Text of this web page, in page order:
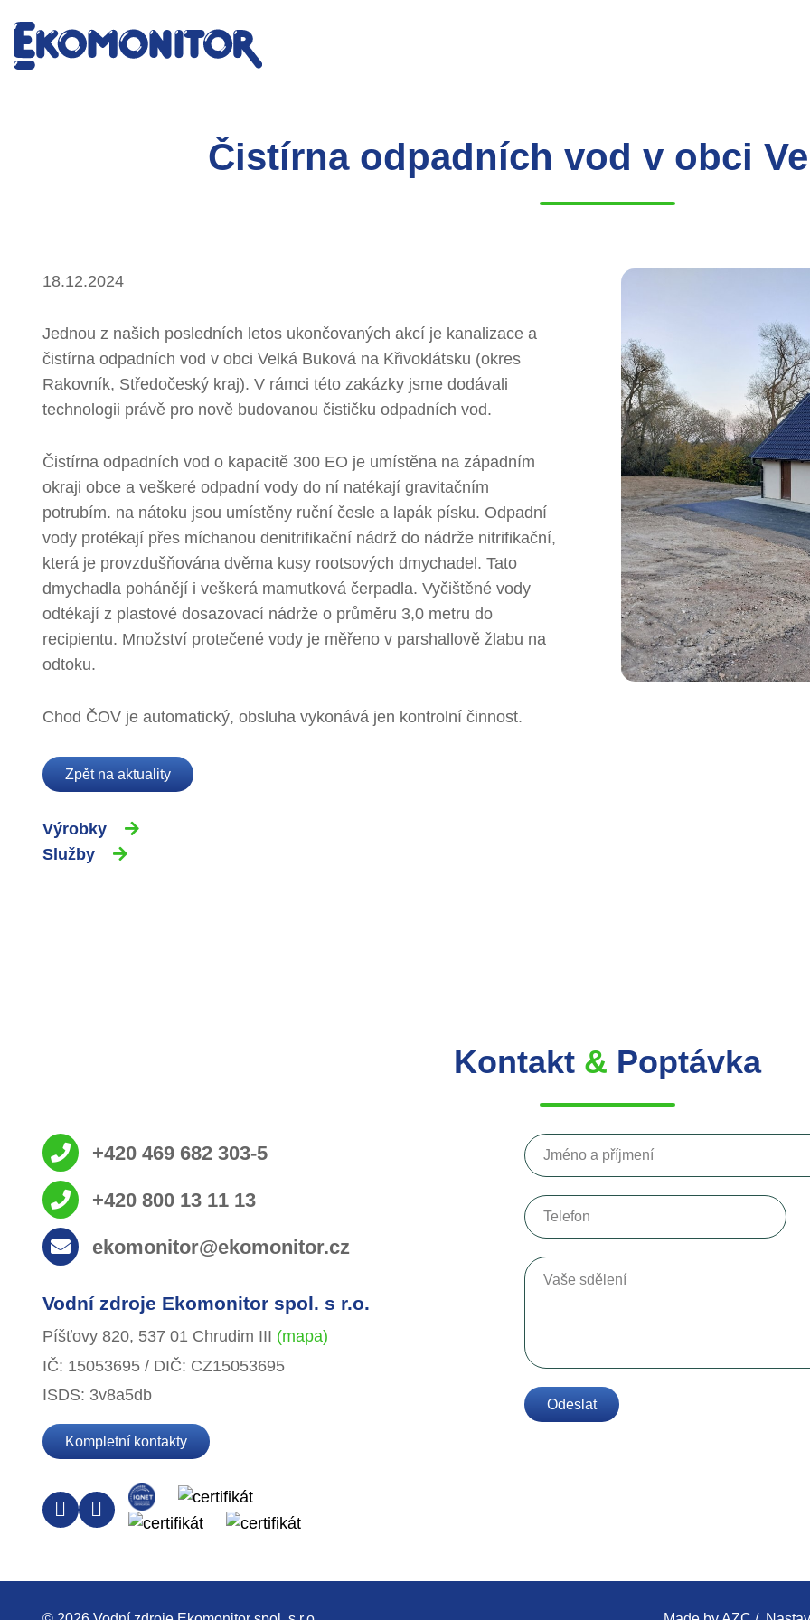
Čistírna odpadních vod v obci
18.12.2024
Jednou z našich posledních letos ukončovaných akcí je kanalizace a
čistírna odpadních vod v obci Velká Buková na Křivoklátsku (okres
Rakovník, Středočeský kraj). V rámci této zakázky jsme dodávali
technologii právě pro nově budovanou čističku odpadních vod.
Čistírna odpadních vod o kapacitě 300 EO je umístěna na západním
okraji obce a veškeré odpadní vody do ní natékají gravitačním
potrubím. na nátoku jsou umístěny ruční česle a lapák písku. Odpadní
vody protékají přes míchanou denitrifikační nádrž do nádrže nitrifikační,
která je provzdušňována dvěma kusy rootsových dmychadel. Tato
dmychadla pohánějí i veškerá mamutková čerpadla. Vyčištěné vody
odtékají z plastové dosazovací nádrže o průměru 3,0 metru do
recipientu. Množství protečené vody je měřeno v parshallově žlabu na
odtoku.
Chod ČOV je automatický, obsluha vykonává jen kontrolní činnost.
Zpět na aktuality
Výrobky
Služby
Kontakt & Poptávka
+420 469 682 303-5
+420 800 13 11 13
ekomonitor@ekomonitor.cz
Vodní zdroje Ekomonitor spol. s r.o.
Píšťovy 820, 537 01 Chrudim III (mapa)
IČ: 15053695 / DIČ: CZ15053695
ISDS: 3v8a5db
Kompletní kontakty
Jméno a příjmení
Telefon
Vaše sdělení
Odeslat